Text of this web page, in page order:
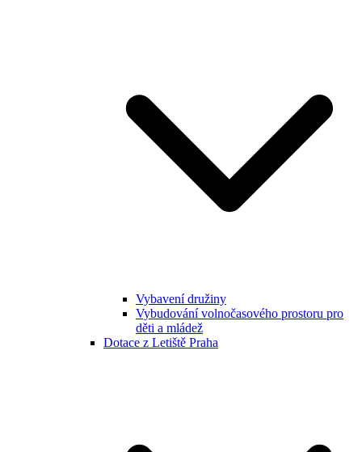
Vybavení družiny
Vybudování volnočasového prostoru pro
děti a mládež
Dotace z Letiště Praha